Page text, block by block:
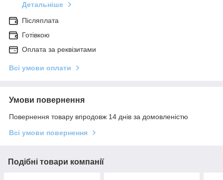
Детальніше
Післяплата
Готівкою
Оплата за реквізитами
Всі умови оплати
Умови повернення
Повернення товару впродовж 14 днів за домовленістю
Всі умови повернення
Подібні товари компанії